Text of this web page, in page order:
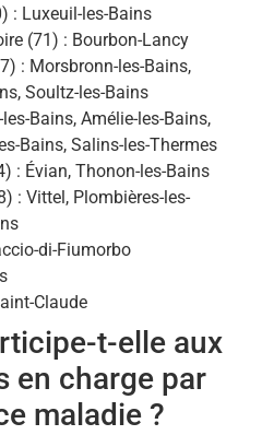
: Luxeuil-les-Bains
(71) : Bourbon-Lancy
: Morsbronn-les-Bains,
Soultz-les-Bains
Bains, Amélie-les-Bains,
Bains, Salins-les-Thermes
: Évian, Thonon-les-Bains
: Vittel, Plombières-les-
di-Fiumorbo
Claude
t-elle aux
en charge par
maladie ?